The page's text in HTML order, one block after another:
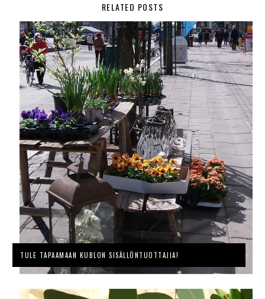
RELATED POSTS
TULE TAPAAMAAN KUBLON SISÄLLÖNTUOTTAJIA!